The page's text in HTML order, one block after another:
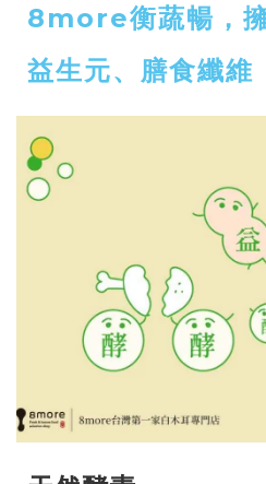
8more衡蔬暢，擁
益生元、膳食纖維